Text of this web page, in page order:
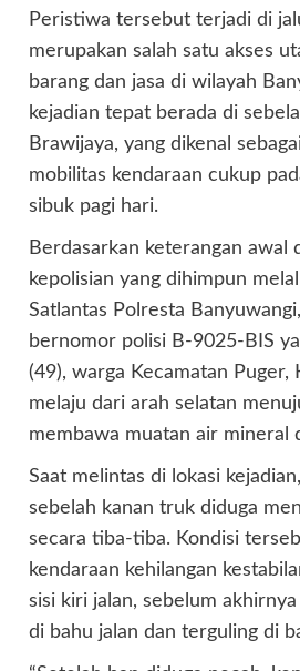
Peristiwa tersebut terjadi di
merupakan salah satu akses
barang dan jasa di wilayah
kejadian tepat berada di
Brawijaya, yang dikenal
mobilitas kendaraan cukup
sibuk pagi hari.
Berdasarkan keterangan awal
kepolisian yang dihimpun
Satlantas Polresta
bernomor polisi B-9025-BIS
(49), warga Kecamatan Puger,
melaju dari arah selatan
membawa muatan air mineral
Saat melintas di lokasi
sebelah kanan truk diduga
secara tiba-tiba. Kondisi
kendaraan kehilangan
sisi kiri jalan, sebelum
di bahu jalan dan terguling di